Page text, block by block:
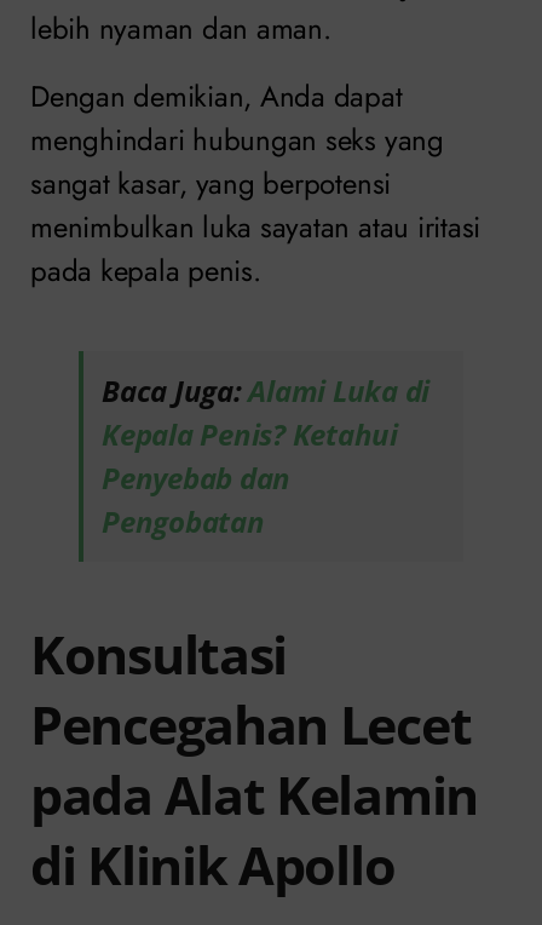
lebih nyaman dan aman.
Dengan demikian, Anda dapat
menghindari hubungan seks yang
sangat kasar, yang berpotensi
menimbulkan luka sayatan atau iritasi
pada kepala penis.
Baca Juga:Alami Luka di
Kepala Penis? Ketahui
Penyebab dan
Pengobatan
Konsultasi
Pencegahan Lecet
pada Alat Kelamin
di Klinik Apollo